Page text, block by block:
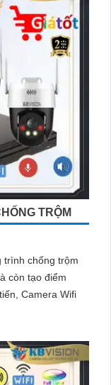
TRỘM
trình chống trộm
còn tạo điểm